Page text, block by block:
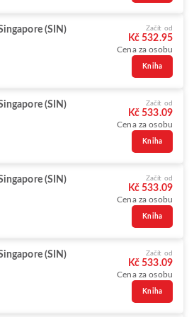
(SIN) Začít od
Kč 532.95
Cena za osobu
Kniha
(SIN) Začít od
Kč 533.09
Cena za osobu
Kniha
(SIN) Začít od
Kč 533.09
Cena za osobu
Kniha
(SIN) Začít od
Kč 533.09
Cena za osobu
Kniha